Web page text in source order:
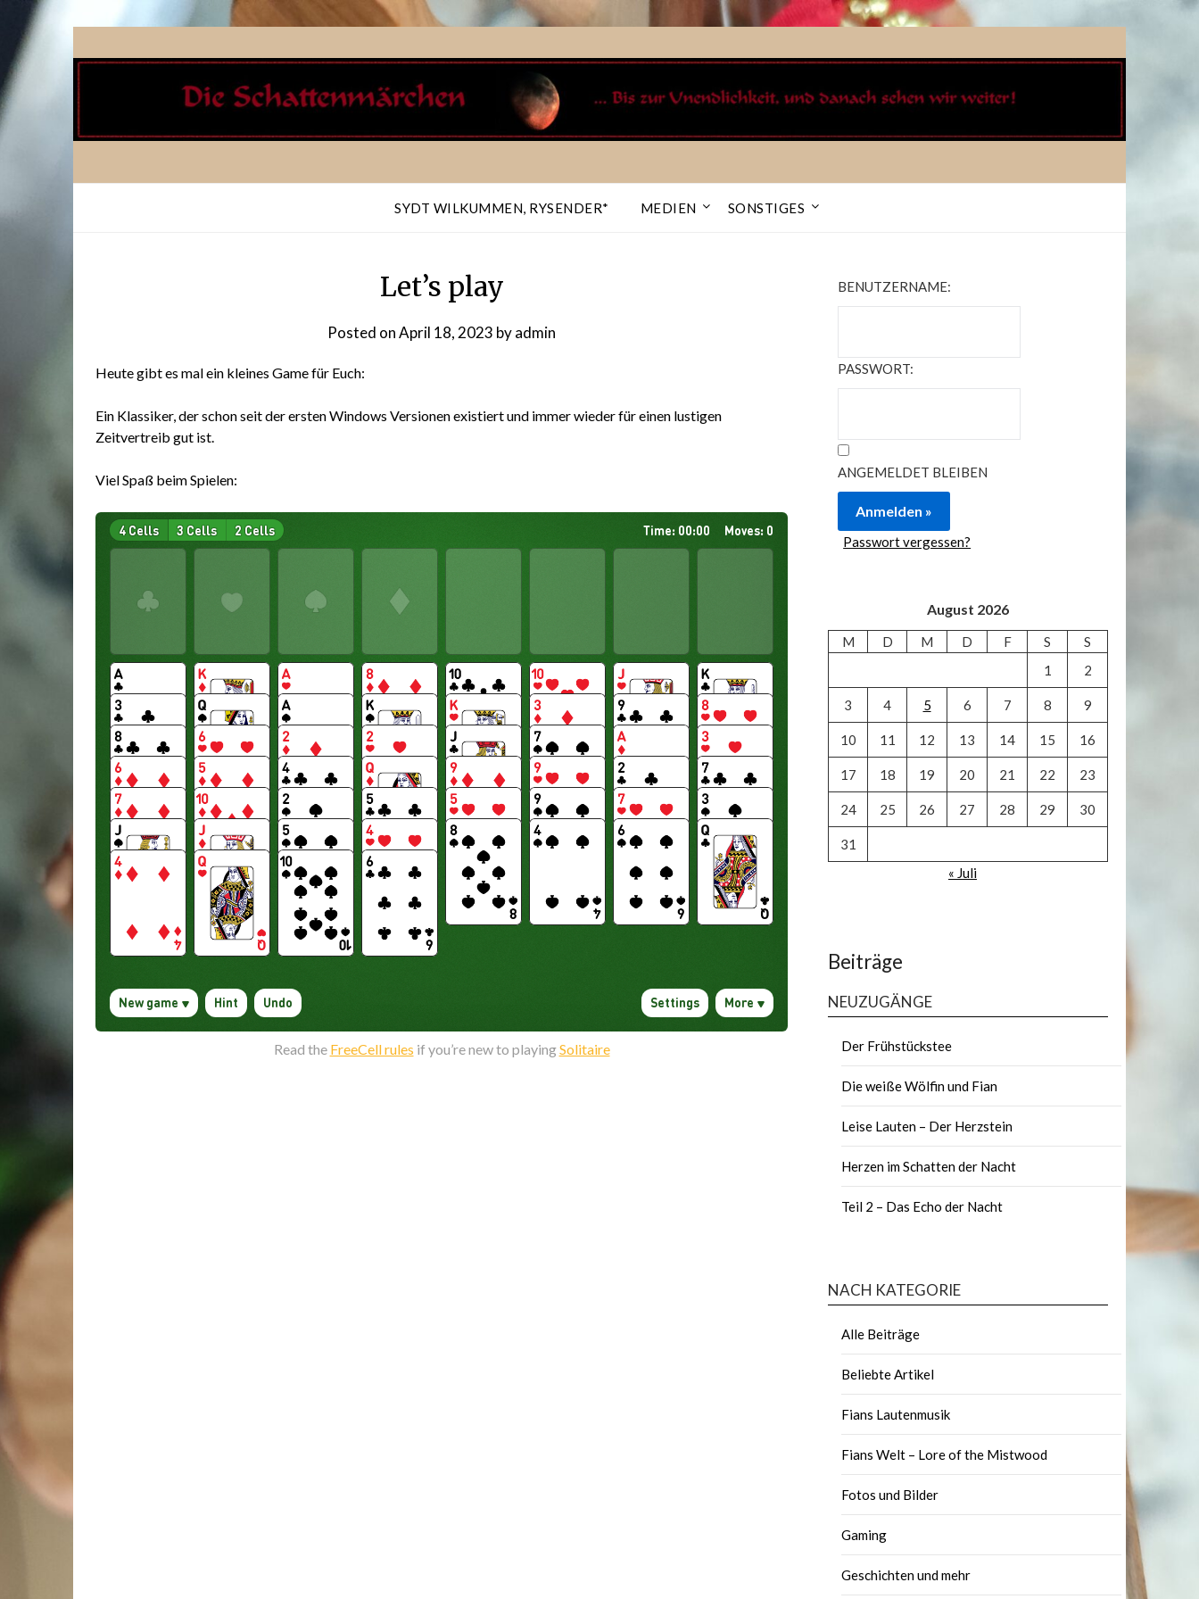
content
SYDT WILKUMMEN, RYSENDER* MEDIEN SONSTIGES
Let’s play
Posted onApril 18, 2023 byadmin
Heute gibt es mal ein kleines Game für Euch:
Ein Klassiker, der schon seit der ersten Windows Versionen existiert und immer wieder für einen lustigen
Zeitvertreib gut ist.
Viel Spaß beim Spielen:
Read the FreeCell rules if you’re new to playingSolitaire
BENUTZERNAME:
PASSWORT:
ANGEMELDET BLEIBEN
Passwort vergessen?
August 2026
M D M D F S
S
1
2
3 4 5 6 7 8 9
10 11 12 13 14 15 16
17 18 19 20 21 22 23
24 25 26 27 28 29 30
31
« Juli
Beiträge
NEUZUGÄNGE
Der Frühstückstee
Die weiße Wölfin und Fian
Leise Lauten – Der Herzstein
Herzen im Schatten der Nacht
Teil 2 – Das Echo der Nacht
NACH KATEGORIE
Alle Beiträge
Beliebte Artikel
Fians Lautenmusik
Fians Welt – Lore of the Mistwood
Fotos und Bilder
Gaming
Geschichten und mehr